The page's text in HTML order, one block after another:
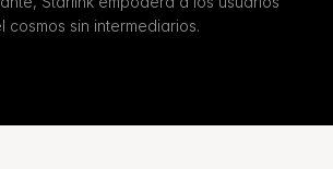
sin intermediarios.